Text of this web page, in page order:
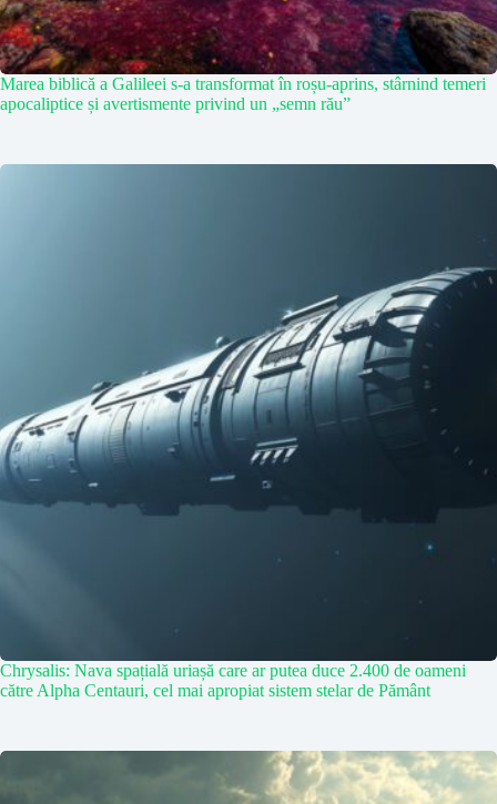
Marea biblică a Galileei s-a transformat în roșu-aprins, stârnind temeri
apocaliptice și avertismente privind un „semn rău”
Chrysalis: Nava spațială uriașă care ar putea duce 2.400 de oameni
către Alpha Centauri, cel mai apropiat sistem stelar de Pământ